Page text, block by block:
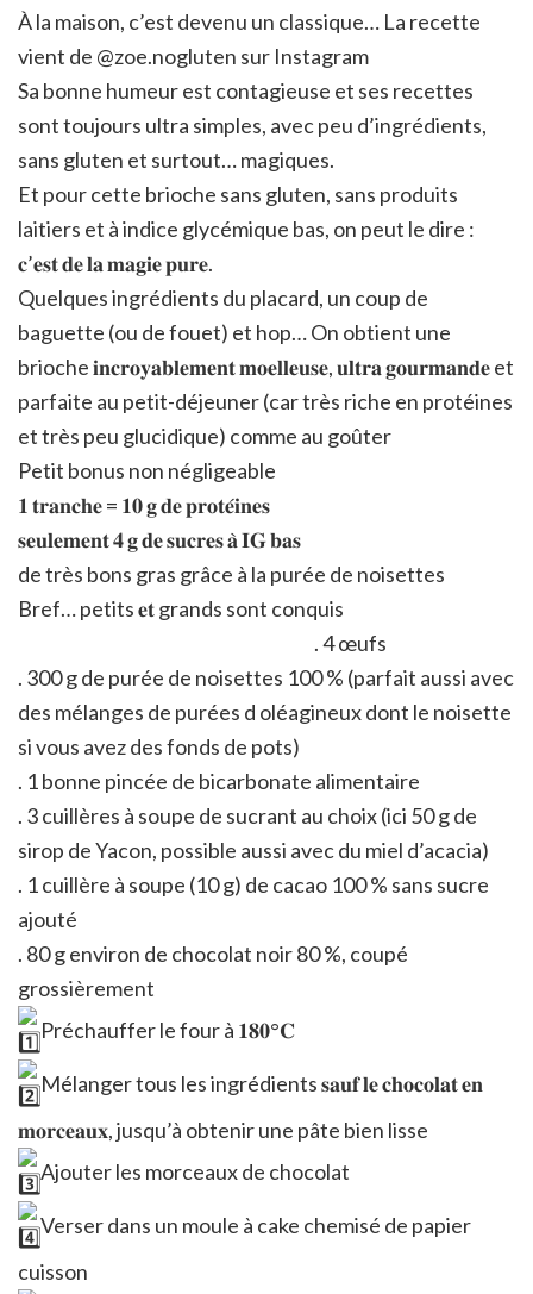
À la maison, c’est devenu un classique… La recette
vient de @zoe.nogluten sur Instagram
Sa bonne humeur est contagieuse et ses recettes
sont toujours ultra simples, avec peu d’ingrédients,
sans gluten et surtout… magiques.
Et pour cette brioche sans gluten, sans produits
laitiers et à indice glycémique bas, on peut le dire :
𝐜’𝐞𝐬𝐭 𝐝𝐞 𝐥𝐚 𝐦𝐚𝐠𝐢𝐞 𝐩𝐮𝐫𝐞.
Quelques ingrédients du placard, un coup de
baguette (ou de fouet) et hop… On obtient une
brioche 𝐢𝐧𝐜𝐫𝐨𝐲𝐚𝐛𝐥𝐞𝐦𝐞𝐧𝐭 𝐦𝐨𝐞𝐥𝐥𝐞𝐮𝐬𝐞, 𝐮𝐥𝐭𝐫𝐚 𝐠𝐨𝐮𝐫𝐦𝐚𝐧𝐝𝐞 et
parfaite au petit-déjeuner (car très riche en protéines
et très peu glucidique) comme au goûter
Petit bonus non négligeable
𝟏 𝐭𝐫𝐚𝐧𝐜𝐡𝐞 = 𝟏𝟎 𝐠 𝐝𝐞 𝐩𝐫𝐨𝐭𝐞́𝐢𝐧𝐞𝐬
𝐬𝐞𝐮𝐥𝐞𝐦𝐞𝐧𝐭 𝟒 𝐠 𝐝𝐞 𝐬𝐮𝐜𝐫𝐞𝐬 𝐚̀ 𝐈𝐆 𝐛𝐚𝐬
de très bons gras grâce à la purée de noisettes
Bref… petits 𝐞𝐭 grands sont conquis
. 4 œufs
. 300 g de purée de noisettes 100 % (parfait aussi avec
des mélanges de purées d oléagineux dont le noisette
si vous avez des fonds de pots)
. 1 bonne pincée de bicarbonate alimentaire
. 3 cuillères à soupe de sucrant au choix (ici 50 g de
sirop de Yacon, possible aussi avec du miel d’acacia)
. 1 cuillère à soupe (10 g) de cacao 100 % sans sucre
ajouté
. 80 g environ de chocolat noir 80 %, coupé
grossièrement
Préchauffer le four à 𝟏𝟖𝟎°𝐂
Mélanger tous les ingrédients 𝐬𝐚𝐮𝐟 𝐥𝐞 𝐜𝐡𝐨𝐜𝐨𝐥𝐚𝐭 𝐞𝐧
𝐦𝐨𝐫𝐜𝐞𝐚𝐮𝐱, jusqu’à obtenir une pâte bien lisse
Ajouter les morceaux de chocolat
Verser dans un moule à cake chemisé de papier
cuisson